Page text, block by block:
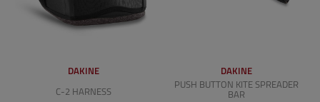
DAKINE
C-2 HARNESS
DAKINE
PUSH BUTTON KITE SPREADER
BAR